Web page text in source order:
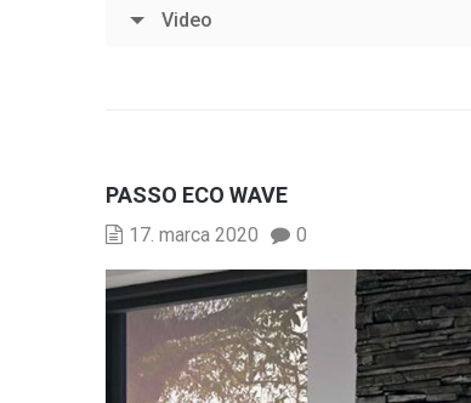
Video
PASSO ECO WAVE
17. marca 2020 0